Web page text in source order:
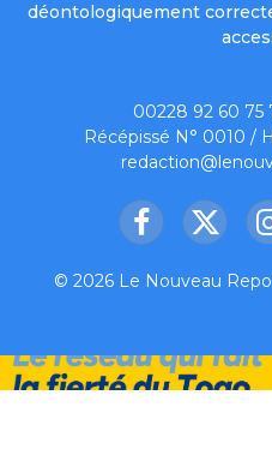
déontologiquement
00228 92 60 75
Récépissé N° 0010 /
Facebook
X
© 2026 Le Nouveau